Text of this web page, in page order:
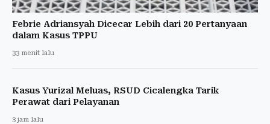
Febrie Adriansyah Dicecar Lebih dari 20 Pertanyaan
dalam Kasus TPPU
33 menit lalu
Kasus Yurizal Meluas, RSUD Cicalengka Tarik
Perawat dari Pelayanan
3 jam lalu